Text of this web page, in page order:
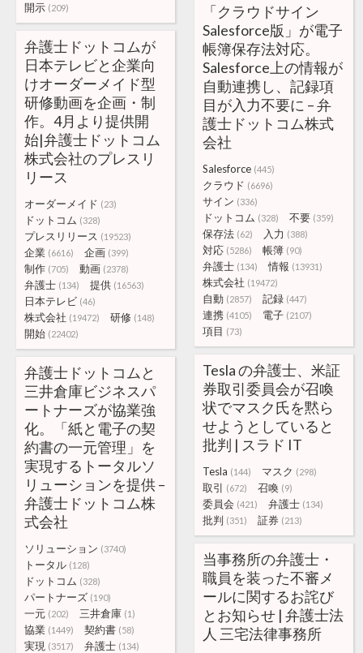
開示 (209)
「クラウドサイン
Salesforce版」が電子
帳簿保存法対応。
Salesforce上の情報が
自動連携し、記録項
目が入力不要に – 弁
護士ドットコム株式
会社
Salesforce (445)
クラウド (6696)
サイン (336)
ドットコム (328) 不要 (359)
保存法 (62) 入力 (388)
対応 (5286) 帳簿 (90)
弁護士 (134) 情報 (13931)
株式会社 (19472)
自動 (2857) 記録 (447)
連携 (4105) 電子 (2107)
項目 (73)
弁護士ドットコムが
日本テレビと企業向
けオーダーメイド型
研修動画を企画・制
作。4月より提供開
始|弁護士ドットコム
株式会社のプレスリ
リース
オーダーメイド (23)
ドットコム (328)
プレスリリース (19523)
企業 (6616) 企画 (399)
制作 (705) 動画 (2378)
弁護士 (134) 提供 (16563)
日本テレビ (46)
株式会社 (19472) 研修 (148)
開始 (22402)
Tesla の弁護士、米証
券取引委員会が召喚
状でマスク氏を黙ら
せようとしていると
批判 | スラド IT
Tesla (144) マスク (298)
取引 (672) 召喚 (9)
委員会 (421) 弁護士 (134)
批判 (351) 証券 (213)
弁護士ドットコムと
三井倉庫ビジネスパ
ートナーズが協業強
化。「紙と電子の契
約書の一元管理」を
実現するトータルソ
リューションを提供 –
弁護士ドットコム株
式会社
ソリューション (3740)
トータル (128)
ドットコム (328)
パートナーズ (190)
一元 (202) 三井倉庫 (1)
協業 (1449) 契約書 (58)
実現 (3517) 弁護士 (134)
当事務所の弁護士・
職員を装った不審メ
ールに関するお詫び
とお知らせ | 弁護士法
人 三宅法律事務所